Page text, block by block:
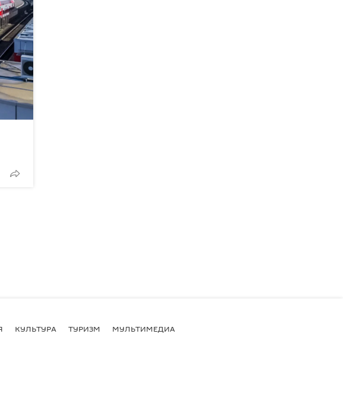
КУЛЬТУРА ТУРИЗМ МУЛЬТИМЕДИА